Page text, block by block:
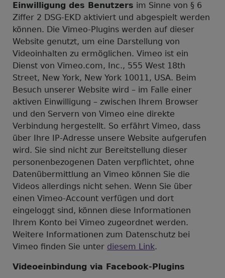
Einwilligung des Benutzers im Sinne von § 6
Ziffer 2 DSG-EKD aktiviert und abgespielt werden
können. Die Vimeo-Plugins werden auf dieser
Website genutzt, um eine Darstellung von
Videoinhalten zu ermöglichen. Vimeo ist ein
Dienst von Vimeo.com, Inc., 555 West 18th
Street, New York, New York 10011, USA. Beim
Besuch unserer Website wird – im Falle einer
aktiven Einwilligung – zwischen Ihrem Browser
und den Servern von Vimeo eine direkte
Verbindung hergestellt. So erfährt Vimeo, dass
über Ihre IP-Adresse unsere Website aufgerufen
wird. Sie sind nicht zur Bereitstellung dieser
personenbezogenen Daten verpflichtet, ohne
Datenübermittlung an Vimeo können Sie die
Videos allerdings nicht sehen. Wenn Sie über
einen Vimeo-Account verfügen und dort
eingeloggt sind, können diese Informationen
Ihrem Konto bei Vimeo zugeordnet werden.
Weitere Informationen zum Datenschutz bei
Vimeo finden Sie unter diesem Link.
Videoeinbindung via Facebook-Plugins